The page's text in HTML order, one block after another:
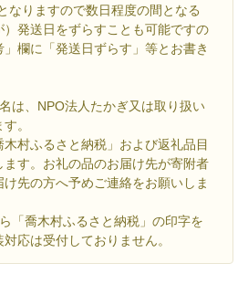
なりますので数日程度の間となる
発送日をずらすことも可能ですの
欄に「発送日ずらす」等とお書き
は、NPO法人たかぎ又は取り扱い
。
村ふるさと納税」および返礼品目
す。お礼の品のお届け先が寄附者
先の方へ予めご連絡をお願いしま
「喬木村ふるさと納税」の印字を
応は受付しておりません。